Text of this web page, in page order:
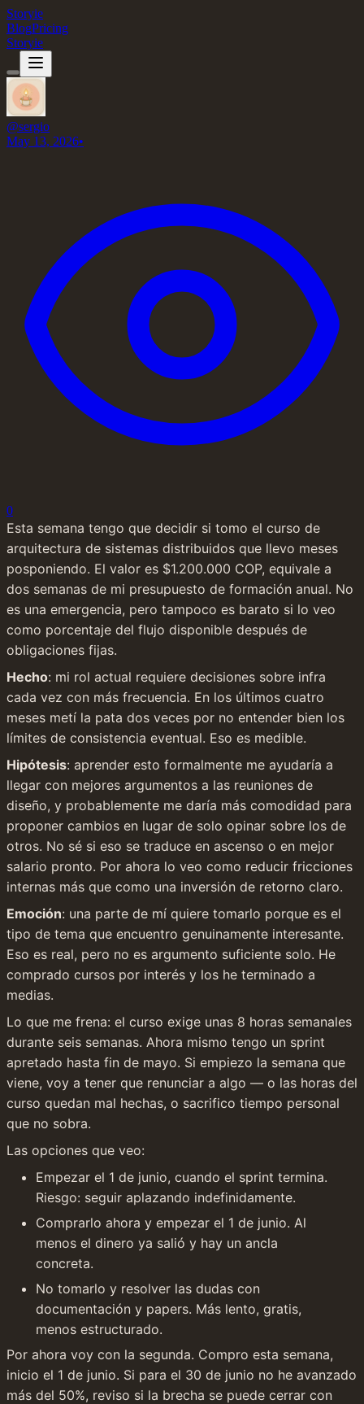
Storyie
BlogPricing
Storyie
@sergio
May 13, 2026•
0
Esta semana tengo que decidir si tomo el curso de
arquitectura de sistemas distribuidos que llevo meses
posponiendo. El valor es $1.200.000 COP, equivale a
dos semanas de mi presupuesto de formación anual. No
es una emergencia, pero tampoco es barato si lo veo
como porcentaje del flujo disponible después de
obligaciones fijas.
Hecho: mi rol actual requiere decisiones sobre infra
cada vez con más frecuencia. En los últimos cuatro
meses metí la pata dos veces por no entender bien los
límites de consistencia eventual. Eso es medible.
Hipótesis: aprender esto formalmente me ayudaría a
llegar con mejores argumentos a las reuniones de
diseño, y probablemente me daría más comodidad para
proponer cambios en lugar de solo opinar sobre los de
otros. No sé si eso se traduce en ascenso o en mejor
salario pronto. Por ahora lo veo como reducir fricciones
internas más que como una inversión de retorno claro.
Emoción: una parte de mí quiere tomarlo porque es el
tipo de tema que encuentro genuinamente interesante.
Eso es real, pero no es argumento suficiente solo. He
comprado cursos por interés y los he terminado a
medias.
Lo que me frena: el curso exige unas 8 horas semanales
durante seis semanas. Ahora mismo tengo un sprint
apretado hasta fin de mayo. Si empiezo la semana que
viene, voy a tener que renunciar a algo — o las horas del
curso quedan mal hechas, o sacrifico tiempo personal
que no sobra.
Las opciones que veo:
Empezar el 1 de junio, cuando el sprint termina.
Riesgo: seguir aplazando indefinidamente.
Comprarlo ahora y empezar el 1 de junio. Al
menos el dinero ya salió y hay un ancla
concreta.
No tomarlo y resolver las dudas con
documentación y papers. Más lento, gratis,
menos estructurado.
Por ahora voy con la segunda. Compro esta semana,
inicio el 1 de junio. Si para el 30 de junio no he avanzado
más del 50%, reviso si la brecha se puede cerrar con